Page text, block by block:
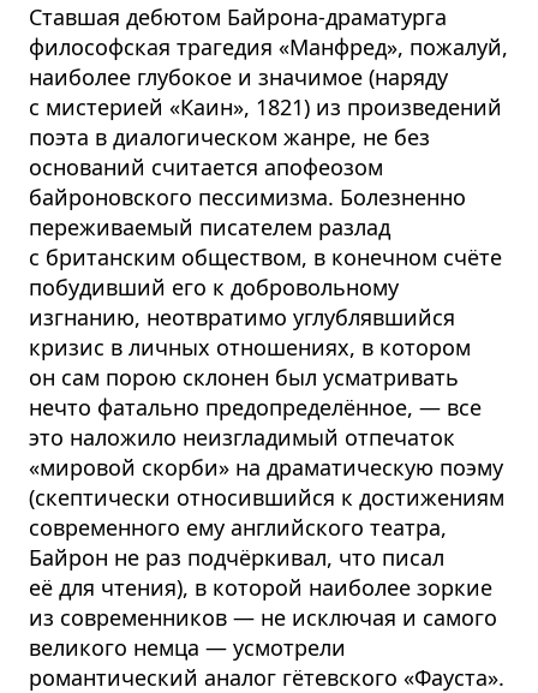
Ставшая дебютом Байрона-драматурга
философская трагедия «Манфред», пожалуй,
наиболее глубокое и значимое (наряду
с мистерией «Каин», 1821) из произведений
поэта в диалогическом жанре, не без
оснований считается апофеозом
байроновского пессимизма. Болезненно
переживаемый писателем разлад
с британским обществом, в конечном счёте
побудивший его к добровольному
изгнанию, неотвратимо углублявшийся
кризис в личных отношениях, в котором
он сам порою склонен был усматривать
нечто фатально предопределённое, — все
это наложило неизгладимый отпечаток
«мировой скорби» на драматическую поэму
(скептически относившийся к достижениям
современного ему английского театра,
Байрон не раз подчёркивал, что писал
её для чтения), в которой наиболее зоркие
из современников — не исключая и самого
великого немца — усмотрели
романтический аналог гётевского «Фауста».